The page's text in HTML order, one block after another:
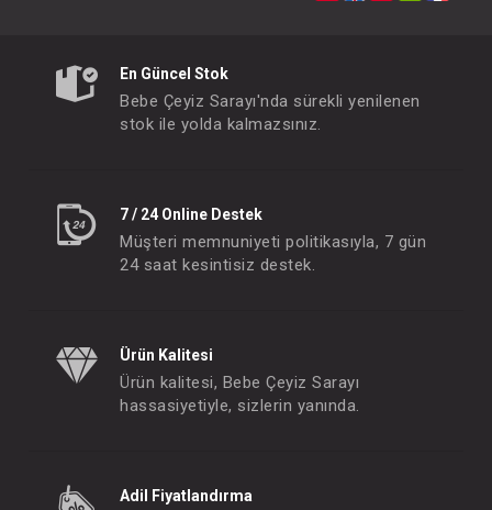
En Güncel Stok
Bebe Çeyiz Sarayı'nda sürekli yenilenen
stok ile yolda kalmazsınız.
7 / 24 Online Destek
Müşteri memnuniyeti politikasıyla, 7 gün
24 saat kesintisiz destek.
Ürün Kalitesi
Ürün kalitesi, Bebe Çeyiz Sarayı
hassasiyetiyle, sizlerin yanında.
Adil Fiyatlandırma